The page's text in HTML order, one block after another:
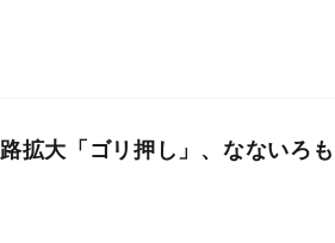
拡大「ゴリ押し」、なないろも